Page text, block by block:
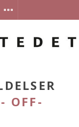
OFF-